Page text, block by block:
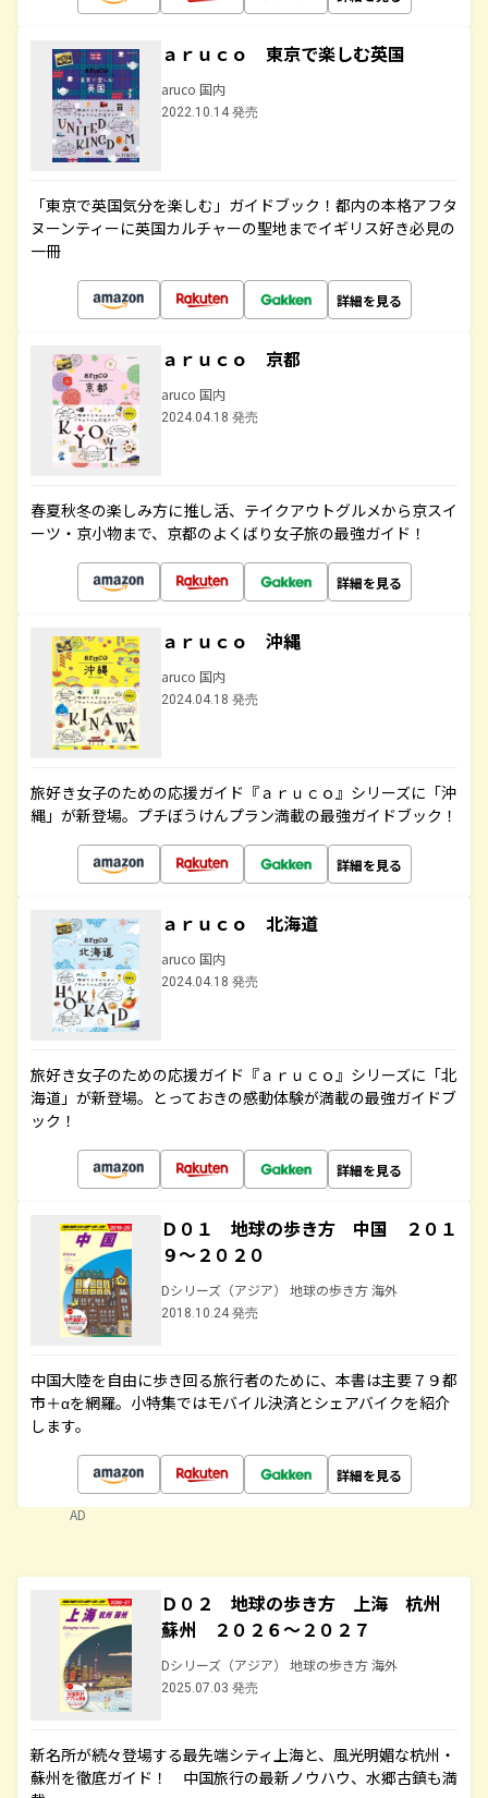
ａｒｕｃｏ 東京で楽しむ英国
aruco 国内
2022.10.14 発売
「東京で英国気分を楽しむ」ガイドブック！都内の本格アフタ
ヌーンティーに英国カルチャーの聖地までイギリス好き必見の
一冊
詳細を見る
ａｒｕｃｏ 京都
aruco 国内
2024.04.18 発売
春夏秋冬の楽しみ方に推し活、テイクアウトグルメから京スイ
ーツ・京小物まで、京都のよくばり女子旅の最強ガイド！
詳細を見る
ａｒｕｃｏ 沖縄
aruco 国内
2024.04.18 発売
旅好き女子のための応援ガイド『ａｒｕｃｏ』シリーズに「沖
縄」が新登場。プチぼうけんプラン満載の最強ガイドブック！
詳細を見る
ａｒｕｃｏ 北海道
aruco 国内
2024.04.18 発売
旅好き女子のための応援ガイド『ａｒｕｃｏ』シリーズに「北
海道」が新登場。とっておきの感動体験が満載の最強ガイドブ
ック！
詳細を見る
Ｄ０１ 地球の歩き方 中国 ２０１
９～２０２０
Dシリーズ（アジア） 地球の歩き方 海外
2018.10.24 発売
中国大陸を自由に歩き回る旅行者のために、本書は主要７９都
市＋αを網羅。小特集ではモバイル決済とシェアバイクを紹介
します。
詳細を見る
AD
Ｄ０２ 地球の歩き方 上海 杭州
蘇州 ２０２６～２０２７
Dシリーズ（アジア） 地球の歩き方 海外
2025.07.03 発売
新名所が続々登場する最先端シティ上海と、風光明媚な杭州・
蘇州を徹底ガイド！ 中国旅行の最新ノウハウ、水郷古鎮も満